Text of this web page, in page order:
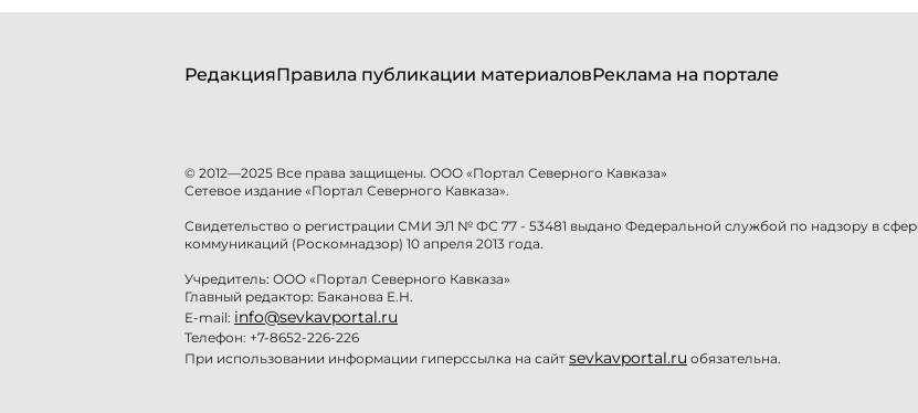
РедакцияПравила публикации материаловРеклама на портале
© 2012—2025 Все права защищены. ООО «Портал Северного Кавказа»
Сетевое издание «Портал Северного Кавказа».
Свидетельство о регистрации СМИ ЭЛ № ФС 77 - 53481 выдано Федеральной службой по надзору в
коммуникаций (Роскомнадзор) 10 апреля 2013 года.
Учредитель: ООО «Портал Северного Кавказа»
Главный редактор: Баканова Е.Н.
E-mail: info@sevkavportal.ru
Телефон: +7-8652-226-226
При использовании информации гиперссылка на сайт sevkavportal.ru обязательна.